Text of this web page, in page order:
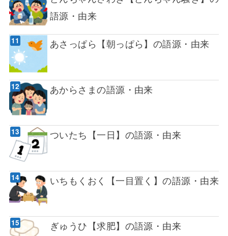
語源・由来
あさっぱら【朝っぱら】の語源・由来
あからさまの語源・由来
ついたち【一日】の語源・由来
いちもくおく【一目置く】の語源・由来
ぎゅうひ【求肥】の語源・由来